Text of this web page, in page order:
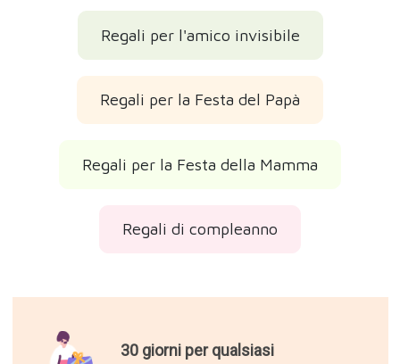
Regali per l'amico invisibile
Regali per la Festa del Papà
Regali per la Festa della Mamma
Regali di compleanno
30 giorni per qualsiasi